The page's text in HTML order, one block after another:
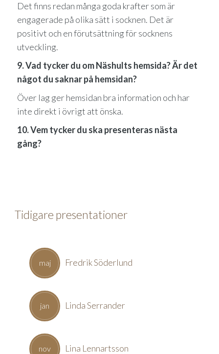
Tidigare presentationer
maj Fredrik Söderlund
jan Linda Serrander
nov Lina Lennartsson
Det finns redan många goda krafter som är
engagerade på olika sätt i socknen. Det är
positivt och en förutsättning för socknens
utveckling.
9. Vad tycker du om Näshults hemsida? Är det
något du saknar på hemsidan?
Över lag ger hemsidan bra information och har
inte direkt i övrigt att önska.
10. Vem tycker du ska presenteras nästa
gång?